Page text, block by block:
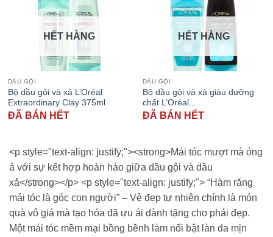
HẾT HÀNG
DẦU GỘI
Bộ dầu gội và xả L’Oréal
Extraordinary Clay 375ml
ĐÃ BÁN HẾT
HẾT HÀNG
DẦU GỘI
Bộ dầu gội và xả giàu dưỡng
chất L’Oréal...
ĐÃ BÁN HẾT
<p style="text-align: justify;"><strong>Mái tóc mượt mà óng
ả với sự kết hợp hoàn hảo giữa dầu gội và dầu
xả</strong></p> <p style="text-align: justify;"> “Hàm răng
mái tóc là góc con người” – Vẻ đẹp tự nhiên chính là món
quà vô giá mà tạo hóa đã ưu ái dành tặng cho phái đẹp.
Một mái tóc mềm mại bồng bềnh làm nổi bật làn da mịn